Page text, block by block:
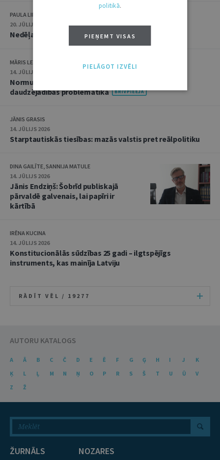
PAULA LIPE
20. JŪLIJS 2026 • 16:05
Nedēļas notikumu apskats: 13.–17. jūlijs
MĀRIS LEJA
14. JŪLIJS 2026
Normu konkurences un noziedzīgu nodarījumu
daudzējādības problemātika
JĀNIS GRASIS
14. JŪLIJS 2026
Starptautiskās tiesības: mazās valstis pret reālpolitiku
DINA GAILĪTE, SANNIJA MATULE
14. JŪLIJS 2026
Jānis Endziņš: Šobrīd publiskajā
pārvaldē galvenais, lai papīri ir
kārtībā
IRĒNA KUCINA
14. JŪLIJS 2026
Konstitucionālās sūdzības 25 gadi – ilgtspējīgs
instruments, kas mainīja Latviju
RĀDĪT VĒL / 19277
AUTORU KATALOGS
A Ā B C Č D E Ē F G Ģ H I J
K
Ķ
L Ļ M N Ņ O P R S Š T U Ū
V
Z
Ž
ŽURNĀLS NOZARES
politikā.
PIEŅEMT VISAS
PIELĀGOT IZVĒLI